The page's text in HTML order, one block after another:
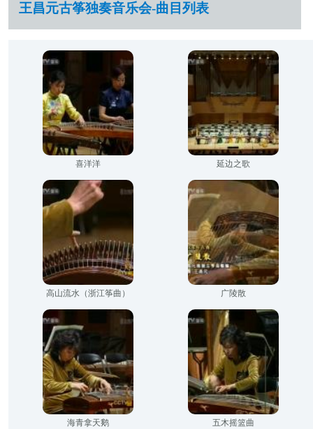
王昌元古筝独奏音乐会-曲目列表
喜洋洋 延边之歌
高山流水（浙江筝曲） 广陵散
海青拿天鹅 五木摇篮曲